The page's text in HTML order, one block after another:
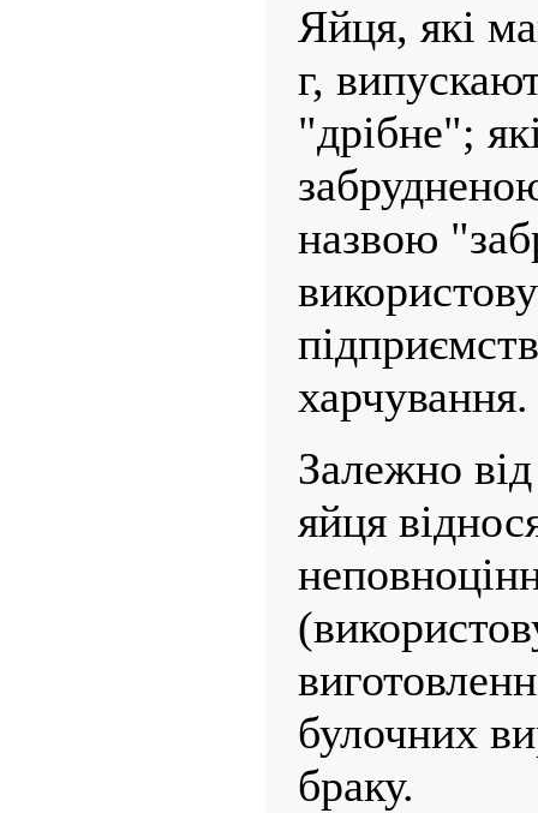
Яйця, які
г,
"дрібне";
назвою
харчування.
Залежно
яйця
булочних
браку.